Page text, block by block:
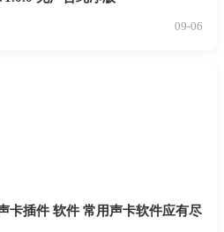
09-06
卡插件 软件 常用声卡软件应有尽